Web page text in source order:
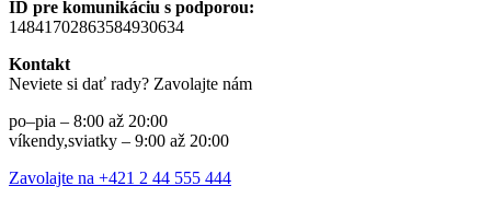
ID pre komunikáciu s podporou:
14841702863584930634
Kontakt
Neviete si dať rady? Zavolajte nám
po–pia – 8:00 až 20:00
víkendy,sviatky – 9:00 až 20:00
Zavolajte na +421 2 44 555 444